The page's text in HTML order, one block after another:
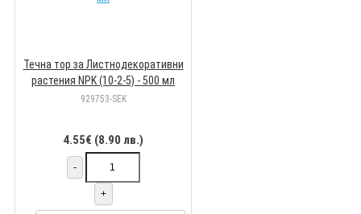
Течна тор за Листнодекоративни
растения NPK (10-2-5) - 500 мл
929753-SEK
4.55€ (8.90 лв.)
-
+